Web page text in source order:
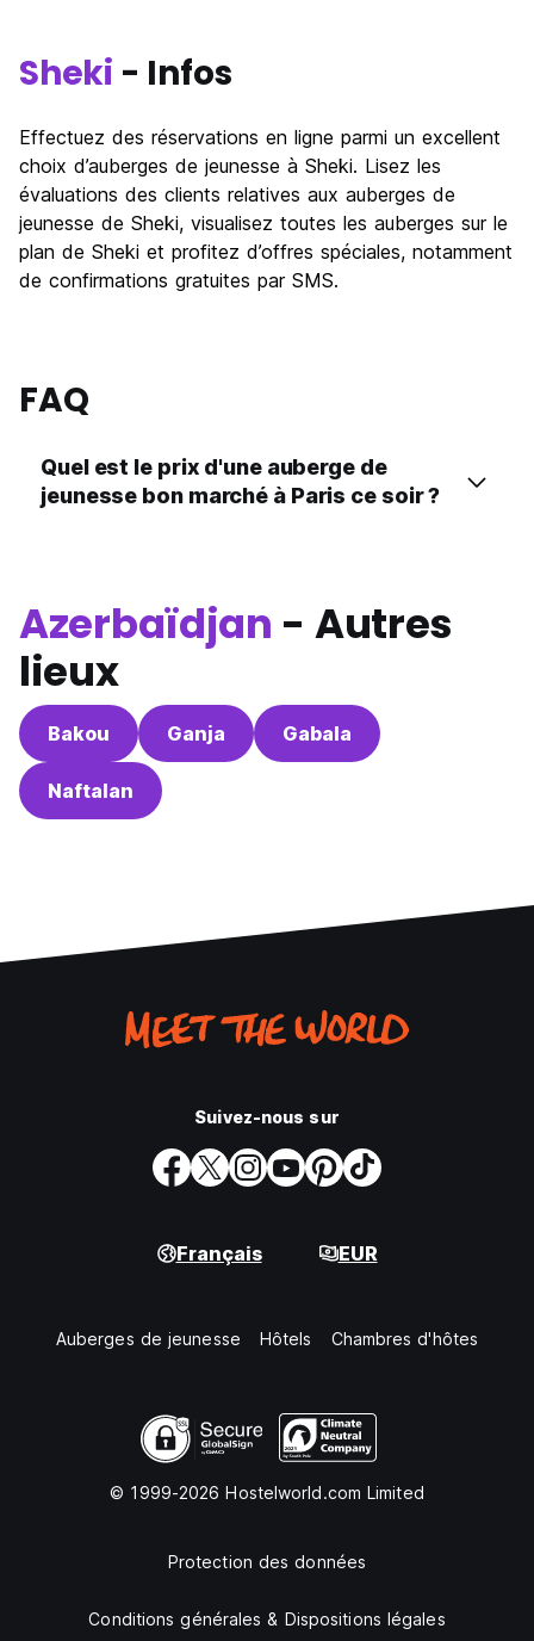
Sheki - Infos
Effectuez des réservations en ligne parmi un excellent
choix d’auberges de jeunesse à Sheki. Lisez les
évaluations des clients relatives aux auberges de
jeunesse de Sheki, visualisez toutes les auberges sur le
plan de Sheki et profitez d’offres spéciales, notamment
de confirmations gratuites par SMS.
FAQ
Quel est le prix d'une auberge de
jeunesse bon marché à Paris ce soir ?
Azerbaïdjan - Autres
lieux
Bakou Ganja Gabala
Naftalan
Suivez-nous sur
Français EUR
Auberges de jeunesse Hôtels Chambres d'hôtes
© 1999-2026 Hostelworld.com Limited
Protection des données
Conditions générales & Dispositions légales